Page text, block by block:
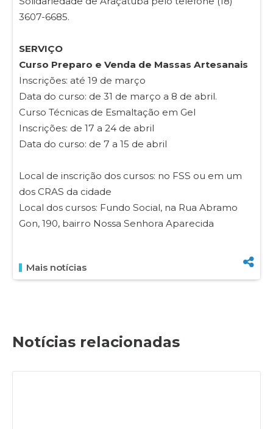
3607-6685.
SERVIÇO
Curso Preparo e Venda de Massas Artesanais
Inscrições: até 19 de março
Data do curso: de 31 de março a 8 de abril.
Curso Técnicas de Esmaltação em Gel
Inscrições: de 17 a 24 de abril
Data do curso: de 7 a 15 de abril
Local de inscrição dos cursos: no FSS ou em um
dos CRAS da cidade
Local dos cursos: Fundo Social, na Rua Abramo
Gon, 190, bairro Nossa Senhora Aparecida
Mais notícias
Notícias relacionadas